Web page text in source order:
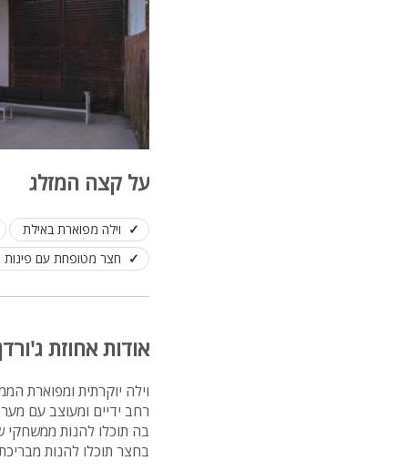
על קצה המזלג
וילה מפוארת באילת
חצר מטופחת עם פינות
אודות אחוזת
רחב ידיים ומעוצב עם
בה תוכלו להנות ממשחקי
בחצר תוכלו להנות